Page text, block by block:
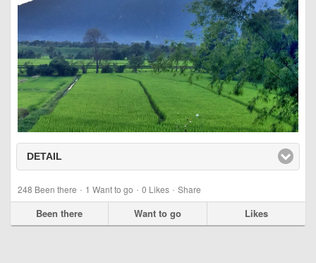
DETAIL
248 Been there · 1 Want to go · 0 Likes · Share
Been there Want to go Likes